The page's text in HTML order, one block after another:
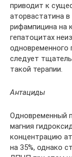
приводит к
аторвастатина
рифампицина на
гепатоцитах
одновременного
следует
такой терапии.
Антациды
Одновременный
магния
концентрацию
на 35%, однако